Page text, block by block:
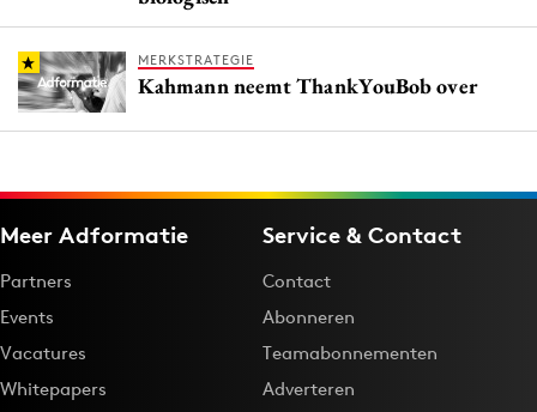
MERKSTRATEGIE
Kahmann neemt ThankYouBob over
Meer Adformatie
Partners
Events
Vacatures
Whitepapers
Service & Contact
Contact
Abonneren
Teamabonnementen
Adverteren